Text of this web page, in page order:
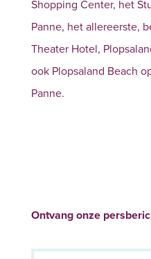
Shopping Center, het
Panne, het allereerste,
Theater Hotel,
ook Plopsaland Beach
Panne.
Ontvang onze